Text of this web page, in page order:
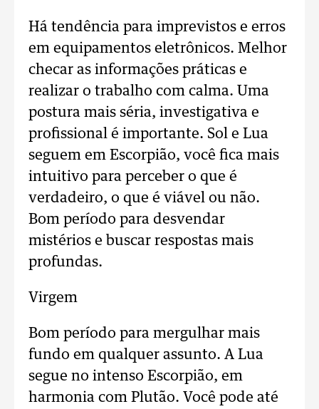
Há tendência para imprevistos e erros
em equipamentos eletrônicos. Melhor
checar as informações práticas e
realizar o trabalho com calma. Uma
postura mais séria, investigativa e
profissional é importante. Sol e Lua
seguem em Escorpião, você fica mais
intuitivo para perceber o que é
verdadeiro, o que é viável ou não.
Bom período para desvendar
mistérios e buscar respostas mais
profundas.
Virgem
Bom período para mergulhar mais
fundo em qualquer assunto. A Lua
segue no intenso Escorpião, em
harmonia com Plutão. Você pode até